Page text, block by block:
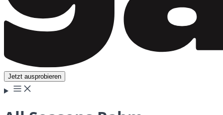
Jetzt ausprobieren